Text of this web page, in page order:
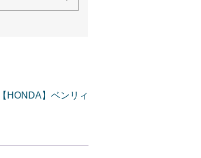
【HONDA】ベンリィ